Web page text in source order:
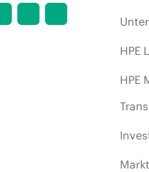
HPE
HPE